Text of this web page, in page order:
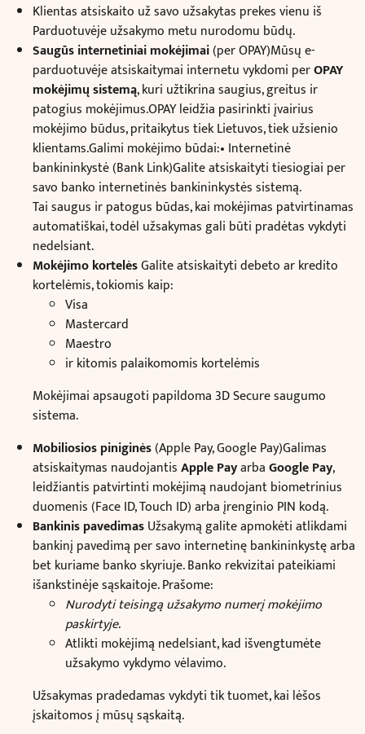
Klientas atsiskaito už savo užsakytas prekes vienu iš
Parduotuvėje užsakymo metu nurodomu būdų.
Saugūs internetiniai mokėjimai(per OPAY)Mūsų e-
parduotuvėje atsiskaitymai internetu vykdomi perOPAY
mokėjimų sistemą, kuri užtikrina saugius, greitus ir
patogius mokėjimus.OPAY leidžia pasirinkti įvairius
mokėjimo būdus, pritaikytus tiek Lietuvos, tiek užsienio
klientams.Galimi mokėjimo būdai:• Internetinė
bankininkystė (Bank Link)Galite atsiskaityti tiesiogiai per
savo banko internetinės bankininkystės sistemą.
Tai saugus ir patogus būdas, kai mokėjimas patvirtinamas
automatiškai, todėl užsakymas gali būti pradėtas vykdyti
nedelsiant.
Mokėjimo kortelėsGalite atsiskaityti debeto ar kredito
kortelėmis, tokiomis kaip:
Visa
Mastercard
Maestro
ir kitomis palaikomomis kortelėmis
Mokėjimai apsaugoti papildoma 3D Secure saugumo
sistema.
Mobiliosios piniginės(Apple Pay, Google Pay)Galimas
atsiskaitymas naudojantisApple PayarbaGoogle Pay,
leidžiantis patvirtinti mokėjimą naudojant biometrinius
duomenis (Face ID, Touch ID) arba įrenginio PIN kodą.
Bankinis pavedimasUžsakymą galite apmokėti atlikdami
bankinį pavedimą per savo internetinę bankininkystę arba
bet kuriame banko skyriuje. Banko rekvizitai pateikiami
išankstinėje sąskaitoje. Prašome:
Nurodyti teisingą užsakymo numerį mokėjimo
paskirtyje.
Atlikti mokėjimą nedelsiant, kad išvengtumėte
užsakymo vykdymo vėlavimo.
Užsakymas pradedamas vykdyti tik tuomet, kai lėšos
įskaitomos į mūsų sąskaitą.